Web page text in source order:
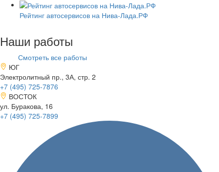
Рейтинг автосервисов на Нива-Лада.РФ
Наши работы
Смотреть все работы
ЮГ
Электролитный пр., 3А, стр. 2
+7 (495) 725-7876
ВОСТОК
ул. Буракова, 16
+7 (495) 725-7899